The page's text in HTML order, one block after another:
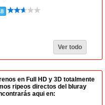
Ver todo
en Full HD y 3D totalmente
ripeos directos del bluray
aqui en: